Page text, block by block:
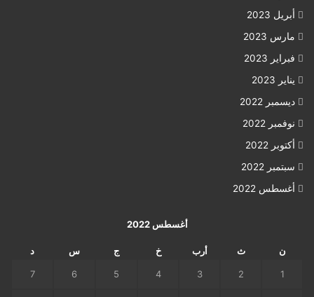
أبريل 2023
مارس 2023
فبراير 2023
يناير 2023
ديسمبر 2022
نوفمبر 2022
أكتوبر 2022
سبتمبر 2022
أغسطس 2022
أغسطس 2022
ن ث أرب خ ج س د
1
2
3
4
5
6
7